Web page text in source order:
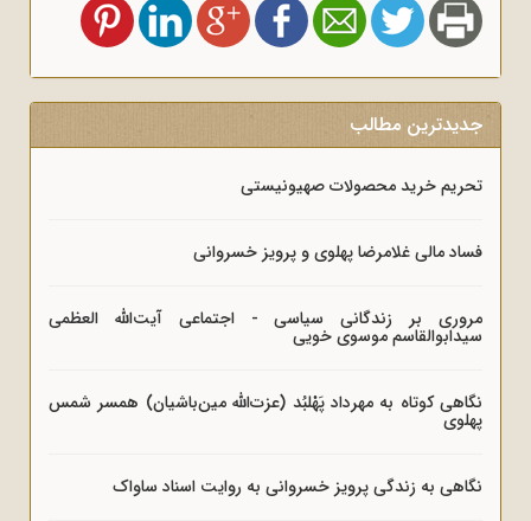
جدیدترین مطالب
تحریم خرید محصولات صهیونیستی
فساد مالی غلامرضا پهلوی و پرویز خسروانی
مروری بر زندگانی سیاسی - اجتماعی آیت‌الله العظمی
سیدابوالقاسم موسوی خویی
نگاهی کوتاه به مهرداد پَهْلبُد (عزت‌الله مین‌باشیان) همسر شمس
پهلوی
نگاهی به زندگی پرویز خسروانی به روایت اسناد ساواک